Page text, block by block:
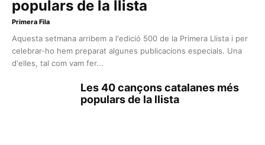
populars de la llista
Primera Fila
Aquesta setmana arribem a l'edició 500 de la Primera Llista i per
celebrar-ho hem preparat algunes publicacions especials. Una
d'elles, tal com vam fer...
Les 40 cançons catalanes més
populars de la llista